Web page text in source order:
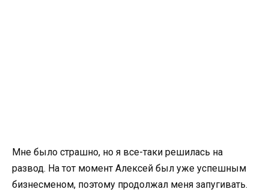
Мне было страшно, но я все-таки решилась на
развод. На тот момент Алексей был уже успешным
бизнесменом, поэтому продолжал меня запугивать.